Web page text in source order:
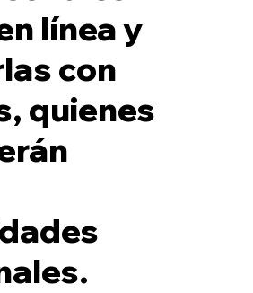
línea y
con
quienes